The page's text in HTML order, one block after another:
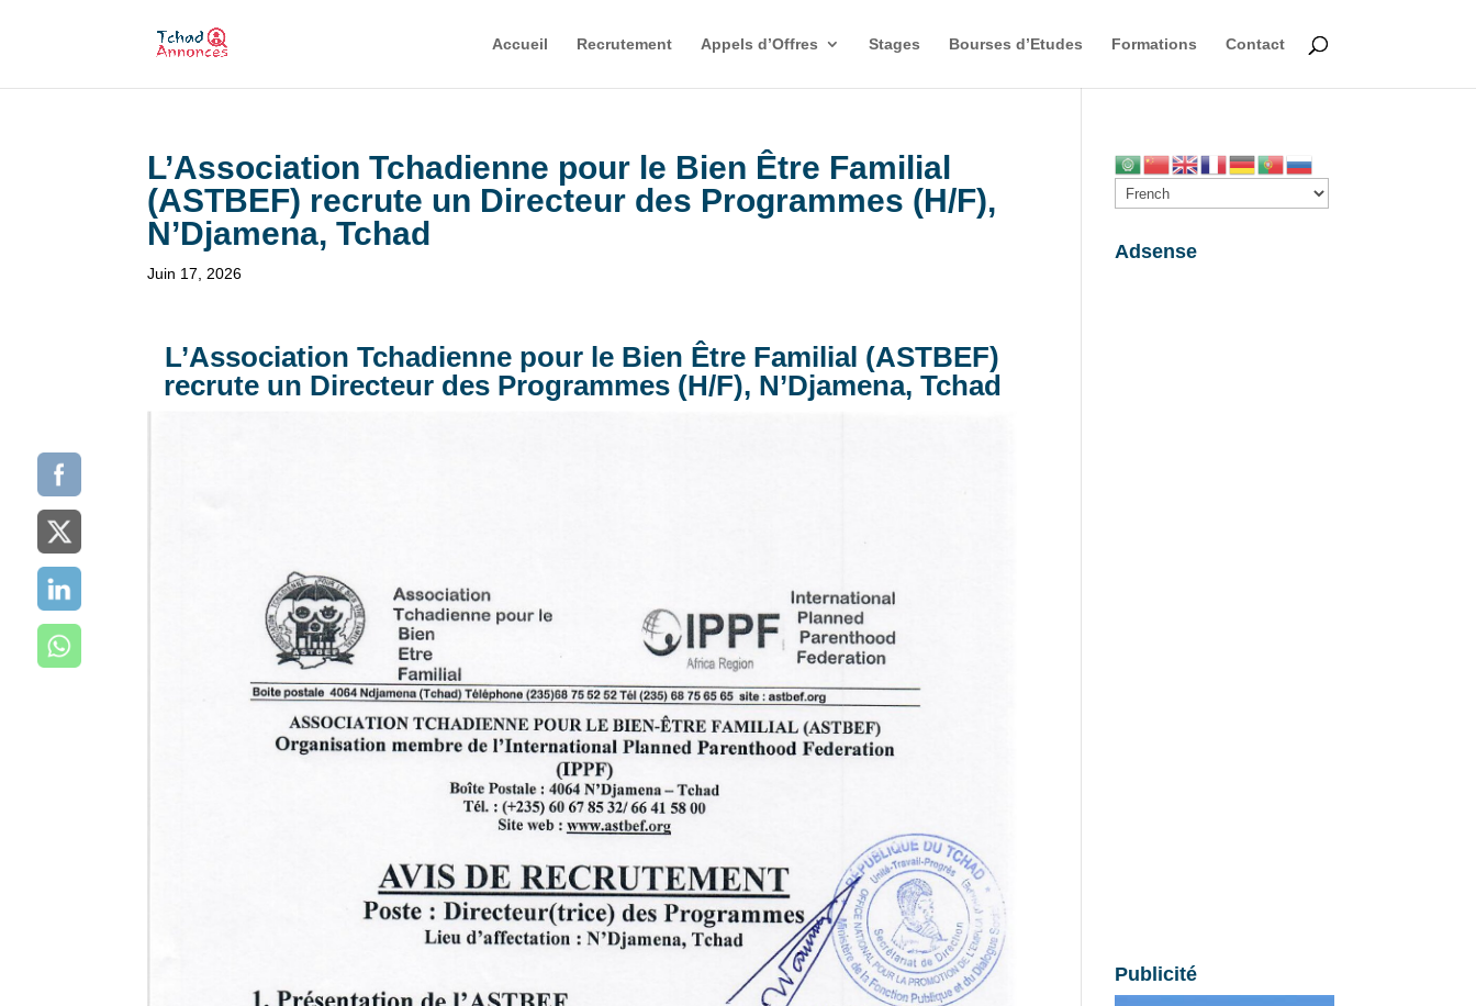
Accueil Recrutement Appels d’Offres Stages Bourses d’Etudes Formations Contact
L’Association Tchadienne pour le Bien Être Familial
(ASTBEF) recrute un Directeur des Programmes (H/F),
N’Djamena, Tchad
Juin 17, 2026
L’Association Tchadienne pour le Bien Être Familial (ASTBEF)
recrute un Directeur des Programmes (H/F), N’Djamena, Tchad
Adsense
Publicité